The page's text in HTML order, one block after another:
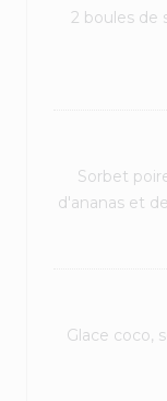
2 boules de
Sorbet
d'ananas et
Glace coco,